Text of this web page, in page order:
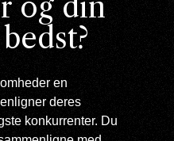
en
deres
konkurrenter. Du